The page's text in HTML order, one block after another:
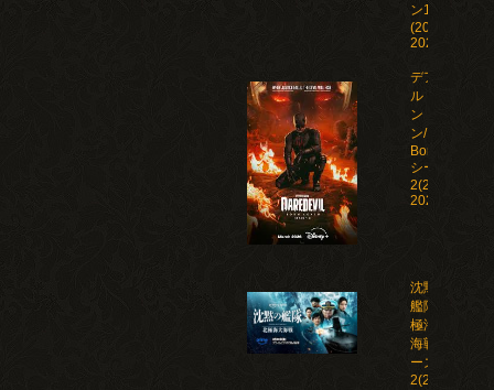
ン1-5
(2019-
2026)
デアデビ
ル：ボー
ン・アゲイ
ン/Daredevil:
Born Again
シーズン1-
2(2025-
2026)
沈黙の
艦隊 北
極海大
海戦 シ
ーズン
2(2026)